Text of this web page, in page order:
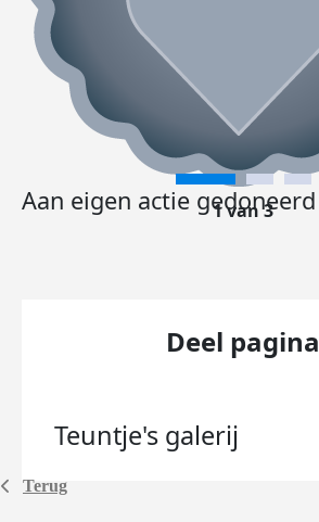
Terug
Aan eigen actie gedoneerd
1 van 3
Deel pagina
Teuntje's galerij